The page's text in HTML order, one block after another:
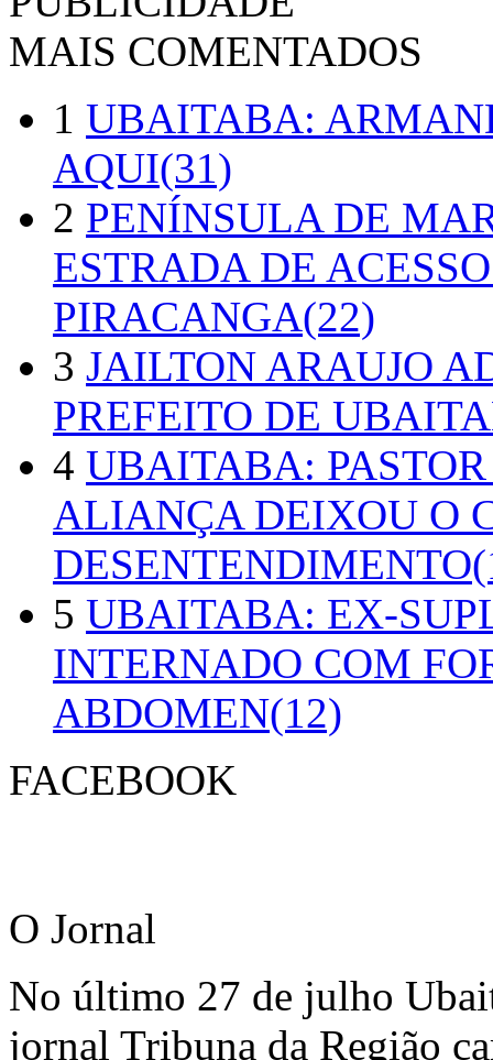
MAIS COMENTADOS
1 UBAITABA:
AQUI(31)
2 PENÍNSULA DE
ESTRADA DE
PIRACANGA(22)
3 JAILTON ARAUJO
PREFEITO DE
4 UBAITABA:
ALIANÇA DEIXOU O
5 UBAITABA: EX-
INTERNADO COM
ABDOMEN(12)
FACEBOOK
O Jornal
No último 27 de julho
jornal Tribuna da Região